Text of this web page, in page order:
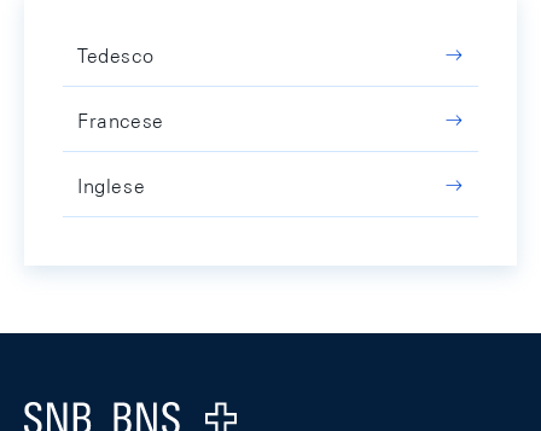
Tedesco
Francese
Inglese
Logo